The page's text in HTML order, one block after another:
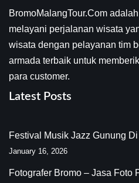
BromoMalangTour.Com
melayani perjalanan wisata
wisata dengan pelayanan tim
armada terbaik untuk
para customer.
Latest Posts
Festival Musik Jazz Gunung
January 16, 2026
Fotografer Bromo – Jasa Foto